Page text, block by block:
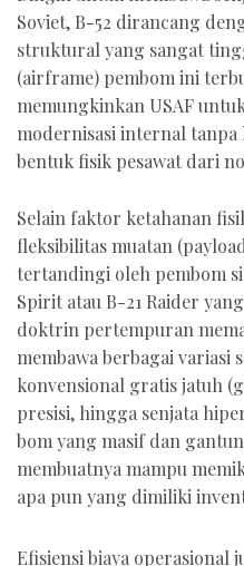
Soviet, B-52 dirancang
struktural yang sangat
(airframe) pembom ini
memungkinkan USAF
modernisasi internal tanpa
bentuk fisik pesawat dari
Selain faktor ketahanan
fleksibilitas muatan
tertandingi oleh pembom
Spirit atau B-21 Raider
doktrin pertempuran
membawa berbagai variasi
konvensional gratis jatuh
presisi, hingga senjata
bom yang masif dan
membuatnya mampu
apa pun yang dimiliki
Efisiensi biaya operasional